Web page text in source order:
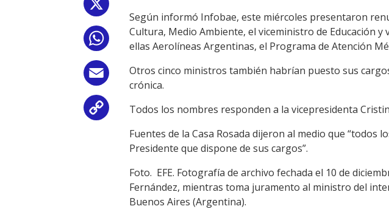
WhatsApp
Email
Copy
Link
Según informó Infobae, este miércoles presentaron
Cultura, Medio Ambiente, el viceministro de Educación
ellas Aerolíneas Argentinas, el Programa de Atención
Otros cinco ministros también habrían puesto sus
crónica.
Todos los nombres responden a la vicepresidenta
Fuentes de la Casa Rosada dijeron al medio que
Presidente que dispone de sus cargos”.
Foto. EFE. Fotografía de archivo fechada el 10 de
Fernández, mientras toma juramento al ministro del
Buenos Aires (Argentina).